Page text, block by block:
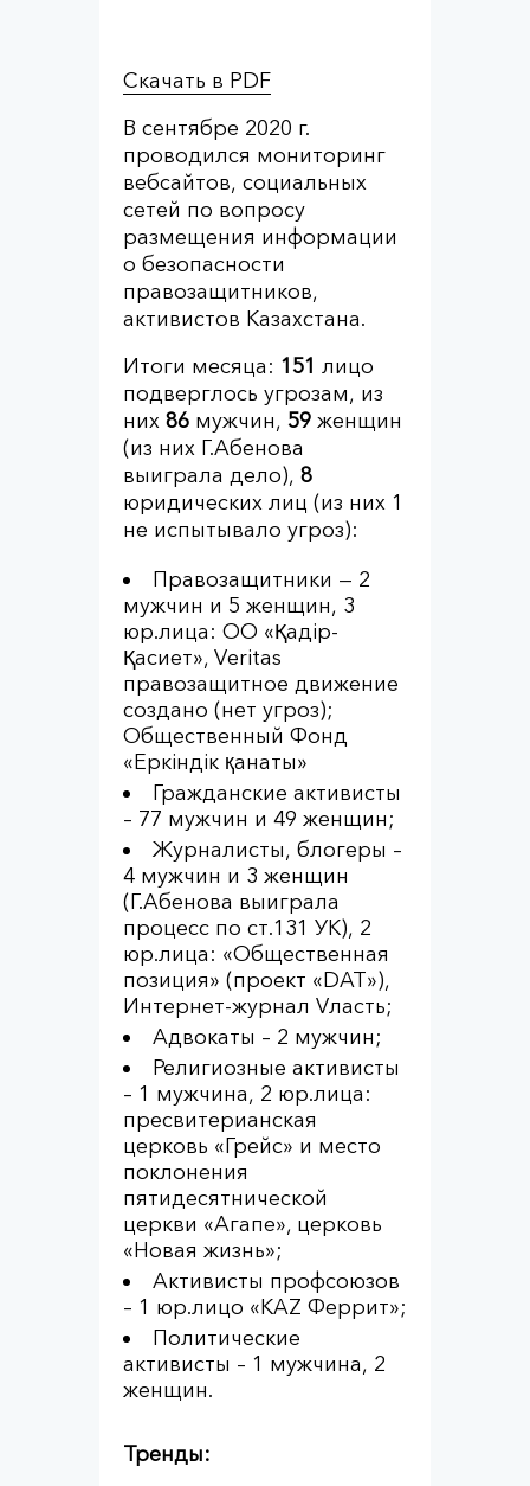
Скачать в PDF
В сентябре 2020 г.
проводился мониторинг
вебсайтов, социальных
сетей по вопросу
размещения информации
о безопасности
правозащитников,
активистов Казахстана.
Итоги месяца: 151 лицо
подверглось угрозам, из
них 86 мужчин, 59 женщин
(из них Г.Абенова
выиграла дело), 8
юридических лиц (из них 1
не испытывало угроз):
Правозащитники — 2
мужчин и 5 женщин, 3
юр.лица: ОО «Қадір-
Қасиет», Veritas
правозащитное движение
создано (нет угроз);
Общественный Фонд
«Еркіндік қанаты»
Гражданские активисты
– 77 мужчин и 49 женщин;
Журналисты, блогеры –
4 мужчин и 3 женщин
(Г.Абенова выиграла
процесс по ст.131 УК), 2
юр.лица: «Общественная
позиция» (проект «DAT»),
Интернет-журнал Vласть;
Адвокаты – 2 мужчин;
Религиозные активисты
– 1 мужчина, 2 юр.лица:
пресвитерианская
церковь «Грейс» и место
поклонения
пятидесятнической
церкви «Агапе», церковь
«Новая жизнь»;
Активисты профсоюзов
– 1 юр.лицо «KAZ Феррит»;
Политические
активисты – 1 мужчина, 2
женщин.
Тренды: